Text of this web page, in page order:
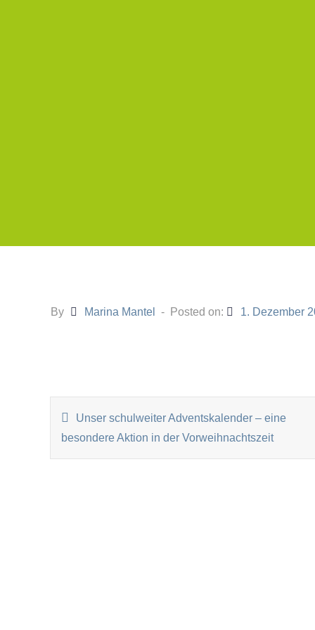
By Marina Mantel Posted on: 1. Dezember
Unser schulweiter Adventskalender – eine
besondere Aktion in der Vorweihnachtszeit